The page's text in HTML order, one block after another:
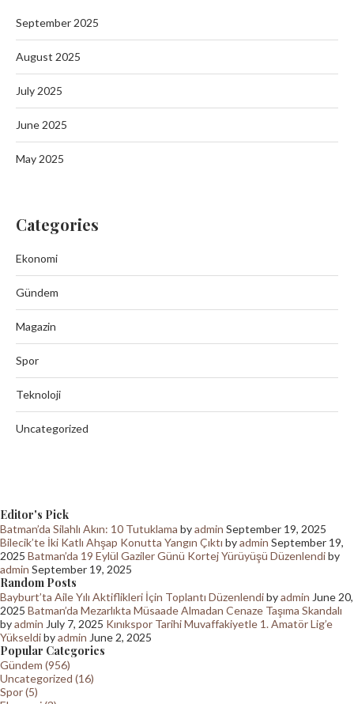
September 2025
August 2025
July 2025
June 2025
May 2025
Categories
Ekonomi
Gündem
Magazin
Spor
Teknoloji
Uncategorized
Editor's Pick
Batman’da Silahlı Akın: 10 Tutuklama byadmin September 19, 2025
Bilecik’te İki Katlı Ahşap Konutta Yangın Çıktı byadmin September 19,
2025 Batman’da 19 Eylül Gaziler Günü Kortej Yürüyüşü Düzenlendiby
admin September 19, 2025
Random Posts
Bayburt’ta Aile Yılı Aktiflikleri İçin Toplantı Düzenlendibyadmin June 20,
2025 Batman’da Mezarlıkta Müsaade Almadan Cenaze Taşıma Skandalı
byadmin July 7, 2025 Kınıkspor Tarihi Muvaffakiyetle 1. Amatör Lig’e
Yükseldibyadmin June 2, 2025
Popular Categories
Gündem (956)
Uncategorized (16)
Spor (5)